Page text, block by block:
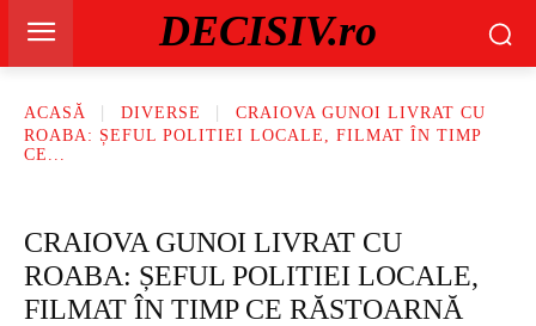
DECISIV.ro
ACASĂ DIVERSE
CRAIOVA GUNOI LIVRAT CU
ROABA: ȘEFUL POLITIEI LOCALE, FILMAT ÎN TIMP
CE...
CRAIOVA GUNOI LIVRAT CU
ROABA: ȘEFUL POLITIEI LOCALE,
FILMAT ÎN TIMP CE RĂSTOARNĂ